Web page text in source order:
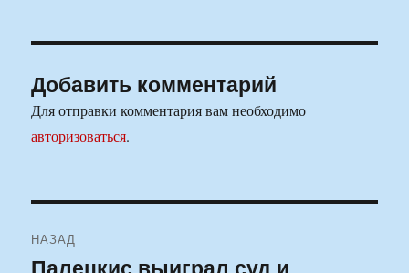
Добавить комментарий
Для отправки комментария вам необходимо
авторизоваться.
по
НАЗАД
Предыдущая
Палецкис выиграл суд и